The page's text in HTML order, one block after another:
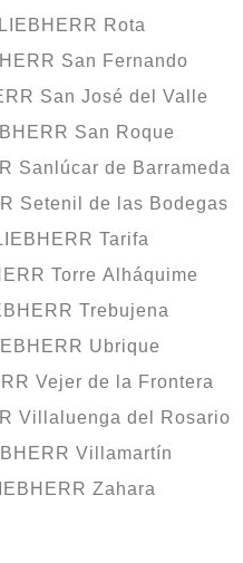
Rota
San Fernando
San José del Valle
San Roque
Sanlúcar de Barrameda
Setenil de las Bodegas
Tarifa
Torre Alháquime
Trebujena
Ubrique
Vejer de la Frontera
Villaluenga del Rosario
Villamartín
Zahara